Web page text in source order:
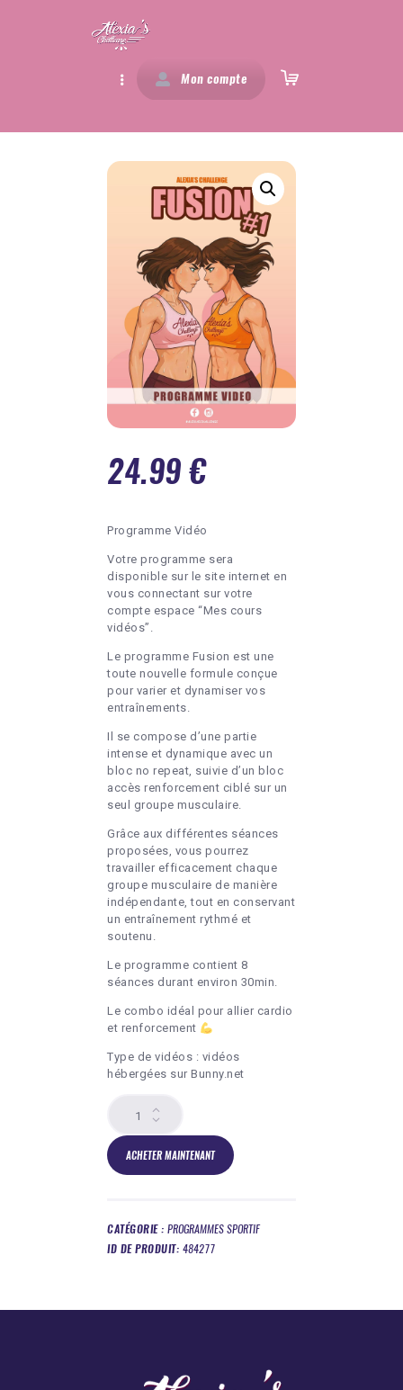
Mon compte
MES PROGRAMMES
PROGRAMMES SPORTIF
PROGRAMMES NUTRITION
TRANSFORMATIONS
24.99€
Programme Vidéo
Votre programme sera
disponible sur le site internet en
vous connectant sur votre
compte espace “Mes cours
vidéos”.
Le programme Fusion est une
toute nouvelle formule conçue
pour varier et dynamiser vos
entraînements.
Il se compose d’une partie
intense et dynamique avec un
bloc no repeat, suivie d’un bloc
accès renforcement ciblé sur un
seul groupe musculaire.
Grâce aux différentes séances
proposées, vous pourrez
travailler efficacement chaque
groupe musculaire de manière
indépendante, tout en conservant
un entraînement rythmé et
soutenu.
Le programme contient 8
séances durant environ 30min.
Le combo idéal pour allier cardio
et renforcement
Type de vidéos : vidéos
hébergées sur Bunny.net
Programme
vidéo
:
ACHETER MAINTENANT
CATÉGORIE : PROGRAMMES SPORTIF
ID DE PRODUIT: 484277